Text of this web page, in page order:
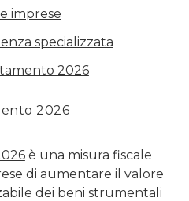
imprese
specializzata
2026
2026
è una misura fiscale
di aumentare il valore
dei beni strumentali